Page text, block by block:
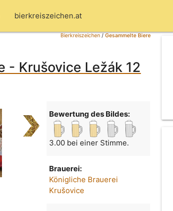
bierkreiszeichen.at
Bierkreiszeichen/Gesammelte Biere
- Krušovice Ležák 12
Bewertung des Bildes:
3.00 bei einer Stimme.
Brauerei:
Königliche Brauerei
Krušovice